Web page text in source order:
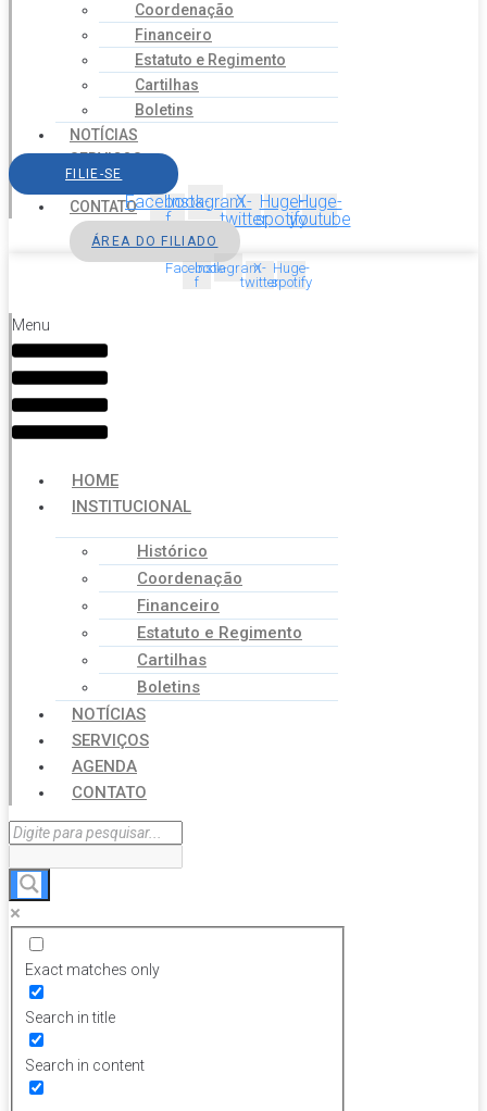
Coordenação
Financeiro
Estatuto e Regimento
Cartilhas
Boletins
NOTÍCIAS
SERVIÇOS
AGENDA
CONTATO
FILIE-SE
Facebook-
f
InstagramX-
twitter
Huge-
spotify
Huge-
youtube
ÁREA DO FILIADO
Facebook-
f
InstagramX-
twitter
Huge-
spotify
Menu
HOME
INSTITUCIONAL
Histórico
Coordenação
Financeiro
Estatuto e Regimento
Cartilhas
Boletins
NOTÍCIAS
SERVIÇOS
AGENDA
CONTATO
Exact matches only
Search in title
Search in content